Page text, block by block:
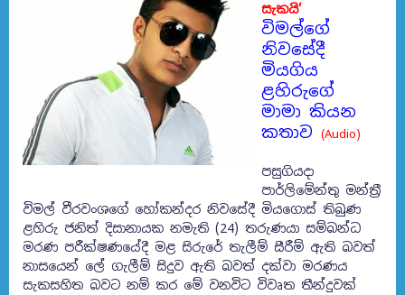
සැකයි‘
විමල්ගේ
නිවසේදී
මියගිය
ළහිරුගේ
මාමා කියන
කතාව (Audio)
පසුගියදා
පාර්ලිමේන්තු මන්ත‍්‍රී
විමල් වීරවංශගේ හෝකන්දර නිවසේදී මියගොස් තිබුණ
ළහිරු ජනිත් දිසානායක නමැති (24) තරුණයා සම්බන්ධ
මරණ පරීක්ෂණයේදී මළ සිරුරේ තැලීම් සීරීම් ඇති බවත්
නාසයෙන් ලේ ගැලීම් සිදුව ඇති බවත් දක්වා මරණය
සැකසහිත බවට නම් කර මේ වනවිට විවෘත තීන්දුවක්